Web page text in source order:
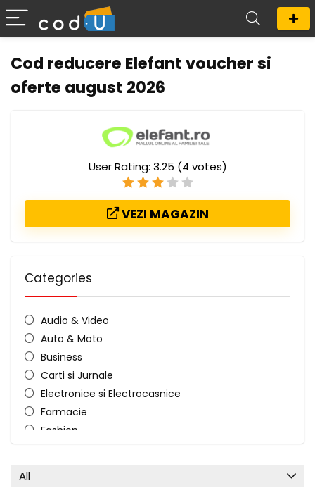
Cod reducere Elefant voucher si
oferte august 2026
User Rating: 3.25 (4 votes)
VEZI MAGAZIN
Categories
Audio & Video
Auto & Moto
Business
Carti si Jurnale
Electronice si Electrocasnice
Farmacie
Fashion
Flori si Cadouri
All